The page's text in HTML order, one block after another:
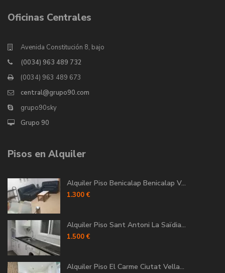
Oficinas Centrales
Avenida Constitución 8, bajo
(0034) 963 489 732
(0034) 963 489 673
central@grupo90.com
grupo90sky
Grupo 90
Pisos en Alquiler
Alquiler Piso Benicalap Benicalap V...
1.300 €
Alquiler Piso Sant Antoni La Saïdia...
1.500 €
Alquiler Piso El Carme Ciutat Vella...